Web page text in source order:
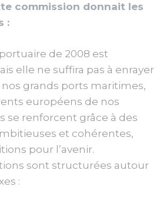
commission donnait les
:
de 2008 est
elle ne suffira pas à enrayer
grands ports maritimes,
européens de nos
se renforcent grâce à des
et cohérentes,
pour l’avenir.
sont structurées autour
: